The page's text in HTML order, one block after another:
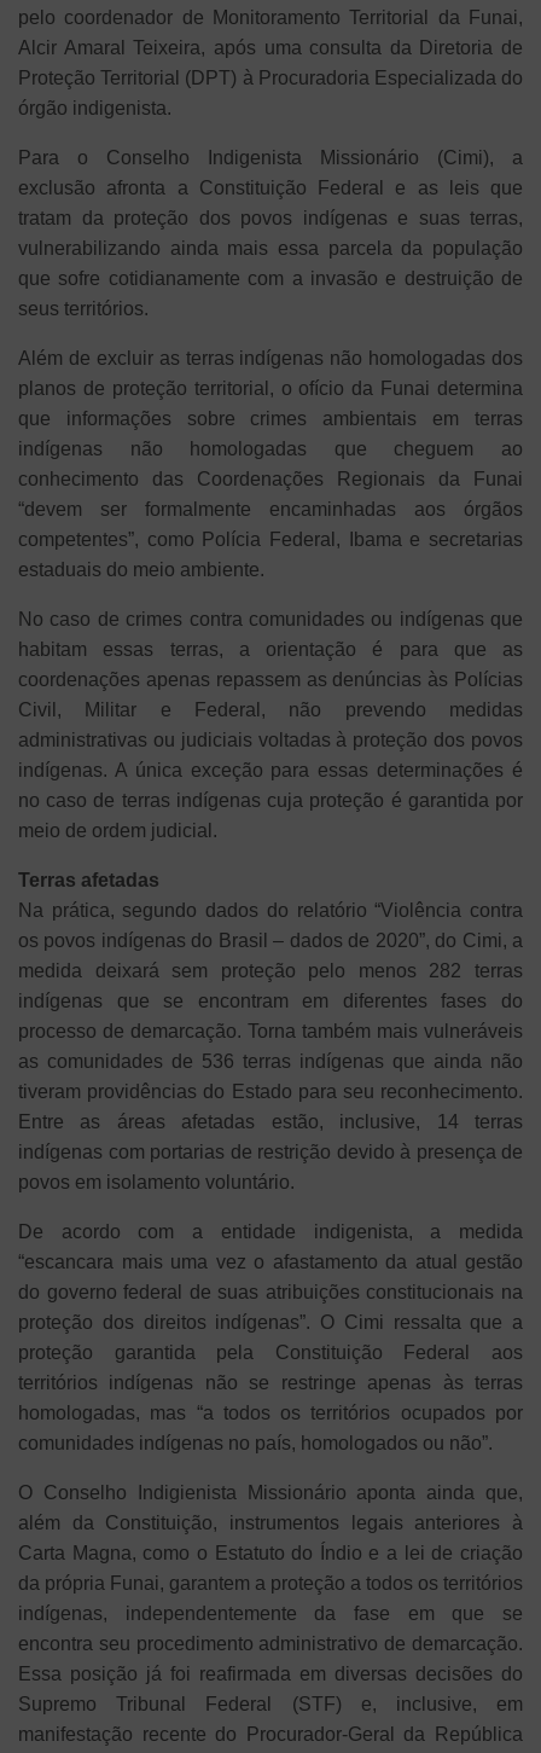
pelo coordenador de Monitoramento Territorial da Funai,
Alcir Amaral Teixeira, após uma consulta da Diretoria de
Proteção Territorial (DPT) à Procuradoria Especializada do
órgão indigenista.
Para o Conselho Indigenista Missionário (Cimi), a
exclusão afronta a Constituição Federal e as leis que
tratam da proteção dos povos indígenas e suas terras,
vulnerabilizando ainda mais essa parcela da população
que sofre cotidianamente com a invasão e destruição de
seus territórios.
Além de excluir as terras indígenas não homologadas dos
planos de proteção territorial, o ofício da Funai determina
que informações sobre crimes ambientais em terras
indígenas não homologadas que cheguem ao
conhecimento das Coordenações Regionais da Funai
“devem ser formalmente encaminhadas aos órgãos
competentes”, como Polícia Federal, Ibama e secretarias
estaduais do meio ambiente.
No caso de crimes contra comunidades ou indígenas que
habitam essas terras, a orientação é para que as
coordenações apenas repassem as denúncias às Polícias
Civil, Militar e Federal, não prevendo medidas
administrativas ou judiciais voltadas à proteção dos povos
indígenas. A única exceção para essas determinações é
no caso de terras indígenas cuja proteção é garantida por
meio de ordem judicial.
Terras afetadas
Na prática, segundo dados do relatório “Violência contra
os povos indígenas do Brasil – dados de 2020”, do Cimi, a
medida deixará sem proteção pelo menos 282 terras
indígenas que se encontram em diferentes fases do
processo de demarcação. Torna também mais vulneráveis
as comunidades de 536 terras indígenas que ainda não
tiveram providências do Estado para seu reconhecimento.
Entre as áreas afetadas estão, inclusive, 14 terras
indígenas com portarias de restrição devido à presença de
povos em isolamento voluntário.
De acordo com a entidade indigenista, a medida
“escancara mais uma vez o afastamento da atual gestão
do governo federal de suas atribuições constitucionais na
proteção dos direitos indígenas”. O Cimi ressalta que a
proteção garantida pela Constituição Federal aos
territórios indígenas não se restringe apenas às terras
homologadas, mas “a todos os territórios ocupados por
comunidades indígenas no país, homologados ou não”.
O Conselho Indigienista Missionário aponta ainda que,
além da Constituição, instrumentos legais anteriores à
Carta Magna, como o Estatuto do Índio e a lei de criação
da própria Funai, garantem a proteção a todos os territórios
indígenas, independentemente da fase em que se
encontra seu procedimento administrativo de demarcação.
Essa posição já foi reafirmada em diversas decisões do
Supremo Tribunal Federal (STF) e, inclusive, em
manifestação recente do Procurador-Geral da República